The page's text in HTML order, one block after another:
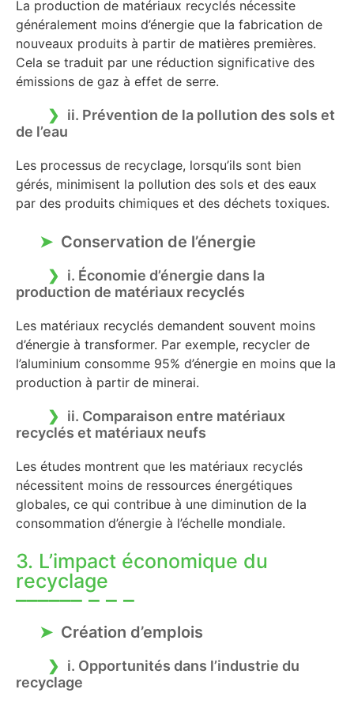
La production de matériaux recyclés nécessite
généralement moins d’énergie que la fabrication de
nouveaux produits à partir de matières premières.
Cela se traduit par une réduction significative des
émissions de gaz à effet de serre.
ii. Prévention de la pollution des sols et
de l’eau
Les processus de recyclage, lorsqu’ils sont bien
gérés, minimisent la pollution des sols et des eaux
par des produits chimiques et des déchets toxiques.
Conservation de l’énergie
i. Économie d’énergie dans la
production de matériaux recyclés
Les matériaux recyclés demandent souvent moins
d’énergie à transformer. Par exemple, recycler de
l’aluminium consomme 95% d’énergie en moins que la
production à partir de minerai.
ii. Comparaison entre matériaux
recyclés et matériaux neufs
Les études montrent que les matériaux recyclés
nécessitent moins de ressources énergétiques
globales, ce qui contribue à une diminution de la
consommation d’énergie à l’échelle mondiale.
3. L’impact économique du
recyclage
Création d’emplois
i. Opportunités dans l’industrie du
recyclage